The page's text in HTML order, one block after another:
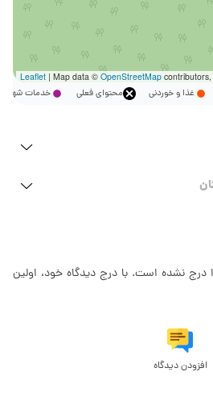
| Map data © OpenStreetMapcontributors,
غذا و خوردنی محتوای فعلی خدمات
درج نشده است. با درج دیدگاه خود، اولین
افزودن دیدگاه